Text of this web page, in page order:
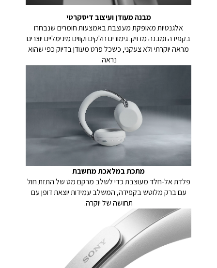
מבנה מעודן ועיצוב דיסקרטי
אלגנטיות מאופקת מעוצבת באמצעות חומרים שנבחרו
בקפידה ומבנה מדויק. גימורים חלקים וקווים מינימליים יוצרים
מראה יוקרתי ולא צעקני, כשכל פרט מעודן בדיוק כפי שהוא
נראה.
מתכת במלאכת מחשבת
פלדת אל-חלד מעוצבת כדי לשלב מרקם מט של התזת חול
עם ברק מלוטש בקפידה, המשלב עמידות יוצאת דופן עם
תחושה של יוקרה.